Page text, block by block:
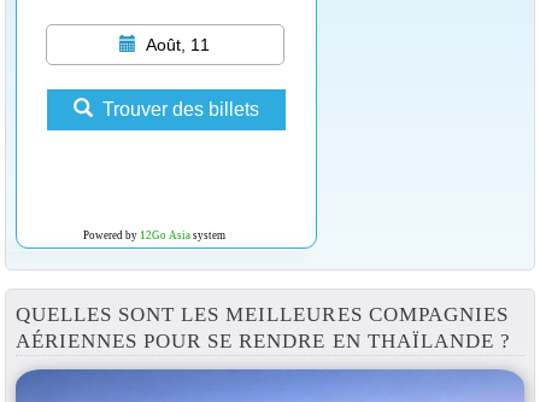
Août, 11
Trouver des billets
Powered by 12Go Asiasystem
QUELLES SONT LES MEILLEURES COMPAGNIES
AÉRIENNES POUR SE RENDRE EN THAÏLANDE ?